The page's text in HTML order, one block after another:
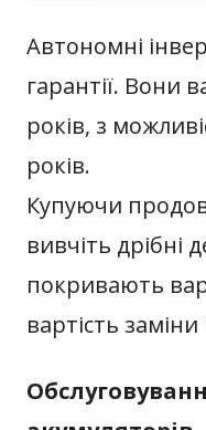
Автономні
гарантії. Вони
років, з
років.
Купуючи
вивчіть дрібні
покривають
вартість